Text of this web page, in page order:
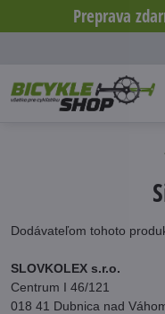
Preprava
Dodávateľom tohoto
SLOVKOLEX s.r.o.
Centrum I 46/121
018 41 Dubnica nad